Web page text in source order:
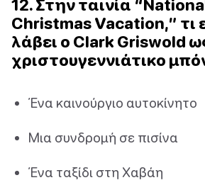
12. Στην ταινία
Christmas Vacation,” τι
λάβει ο Clark Griswold
χριστουγεννιάτικο
Ένα καινούργιο αυτοκίνητο
Μια συνδρομή σε πισίνα
Ένα ταξίδι στη Χαβάη